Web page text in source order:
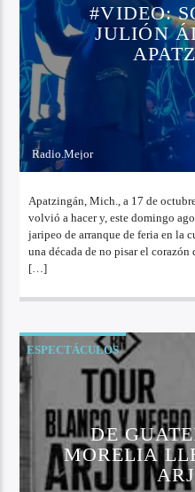
#VIDEO:
JULIÓN
Radio.Mejor
Apatzingán, Mich., a 17 de
volvió a hacer y, este domingo
jaripeo de arranque de feria en la
una década de no pisar el
[…]
ESPECTÁCULOS
DE
MORELIA